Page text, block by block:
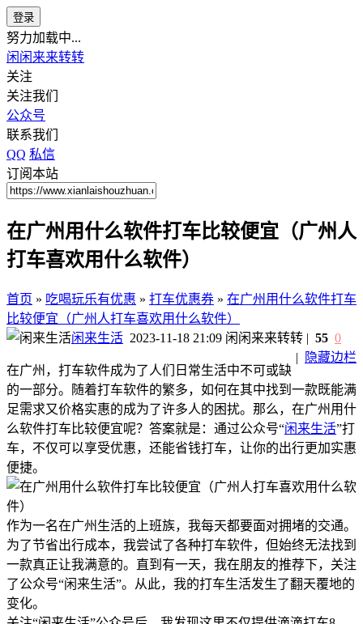
登录
努力加载中...
闲闲来来转转
关注
关注我们
公众号
联系我们
QQ 私信
订阅本站
在广州用什么软件打车比较便宜（广州人
打车喜欢用什么软件）
首页 » 吃喝玩乐有优惠 » 打车优惠券 » 在广州用什么软件打车
比较便宜（广州人打车喜欢用什么软件）
闲来生活 2023-11-18 21:09 闲闲来来转转
|
隐藏边栏
| 55 0
在广州，打车软件成为了人们日常生活中不可或缺
的一部分。随着打车软件的繁多，如何在其中找到一款既能满
足需求又价格实惠的成为了许多人的困扰。那么，在广州用什
么软件打车比较便宜呢？答案就是：通过公众号“闲来生活”打
车，不仅可以享受优惠，还能省钱打车，让你的出行更加实惠
便捷。
作为一名在广州生活的上班族，我每天都要面对拥堵的交通。
为了节省出行成本，我尝试了各种打车软件，但始终无法找到
一款真正让我满意的。直到有一天，我在朋友的推荐下，关注
了公众号“闲来生活”。从此，我的打车生活发生了翻天覆地的
变化。